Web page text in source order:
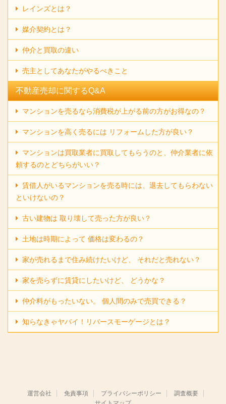
レインズとは？
媒介契約とは？
仲介と買取の違い
売主としてあなたがやるべきこと
不動産売却に関するQ&A
マンションを売るなら消費税が上がる前の方がお得なの？
マンションを高く売るには リフォームした方が良い？
マンションは買取業者に買取してもらうのと、仲介業者に依
頼するのとどちらがいい？
賃借人がいるマンションを売る時には、退去してもらわない
といけないの？
古い建物は 取り壊して売った方が良い？
土地は時期によって 価格は変わるの？
家が売れるまで住み続けたいけど、 それだと売れない？
家を売らずに賃貸にしたいけど、 どうかな？
仲介料がもったいない。 個人間のみで売買できる？
知らなきゃヤバイ！リバースモーゲージとは？
運営会社 免責事項 プライバシーポリシー
調査概要